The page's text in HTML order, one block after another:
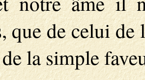
que de celui de
la simple